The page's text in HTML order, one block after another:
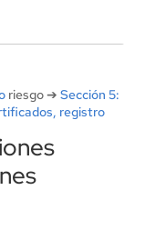
riesgo ➔Sección 5:
registro